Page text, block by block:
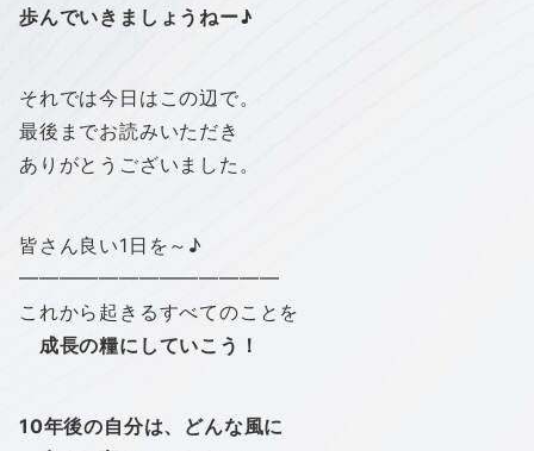
歩んでいきましょうねー♪
それでは今日はこの辺で。
最後までお読みいただき
ありがとうございました。
皆さん良い1日を～♪
━━━━━━━━━━━━━
これから起きるすべてのことを
成長の糧にしていこう！
10年後の自分は、どんな風に